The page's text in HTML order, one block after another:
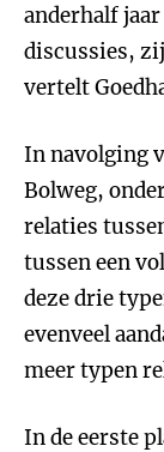
anderhalf
discussies,
vertelt
In navolging
Bolweg,
relaties
tussen een
deze drie
evenveel
meer typen
In de eerste